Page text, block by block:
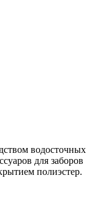
водосточных
для заборов
полиэстер.